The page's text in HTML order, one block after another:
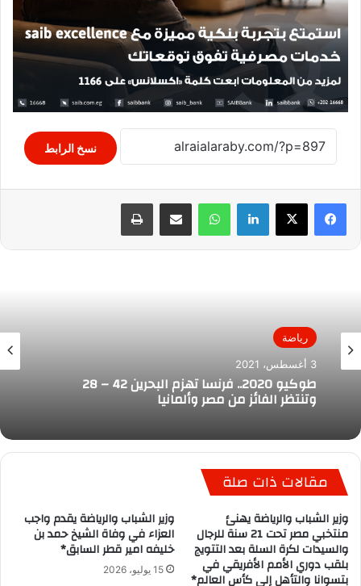
نسخ الرابط
لينكدإن واتساب مشاركة عبر البريد طباعة
رياضة
3 أغسطس، 2021
طوكيو 2020.. فرنسا تهزم البحرين 42 – 28
وتنتظر الفائز من مصر وألمانيا
مقالات ذات صلة
وزير الشباب والرياضة يهنئ
منتخبي مصر تحت 21 سنة للرجال
والسيدات لكرة السلة بعد التتويج
بلقب دوري الأمم الأفريقي في
بتسوانا والتأهل إلى كأس العالم*
وزير الشباب والرياضة يقدم واجب
العزاء في وفاة الشيخ حمد بن
خليفه امير قطر السابق*
15 يوليو، 2026